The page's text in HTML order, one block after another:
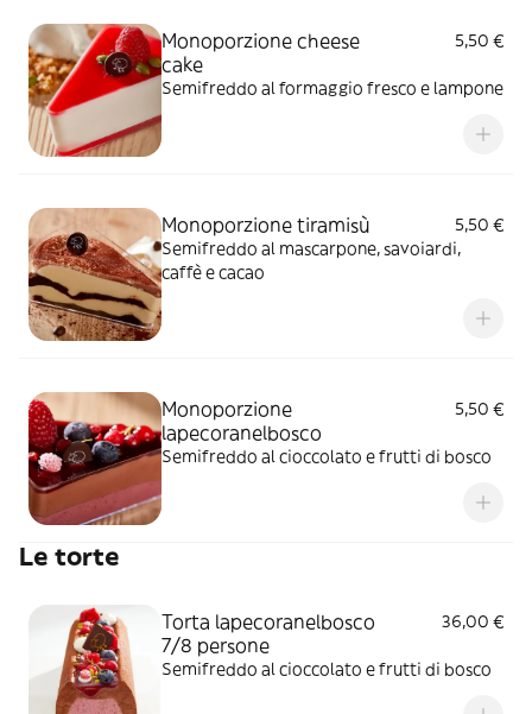
Monoporzione cheese
cake
5,50 €
Semifreddo al formaggio fresco e lampone
Monoporzione tiramisù
5,50 €
Semifreddo al mascarpone, savoiardi,
caffè e cacao
Monoporzione
lapecoranelbosco
5,50 €
Semifreddo al cioccolato e frutti di bosco
Le torte
Torta lapecoranelbosco
7/8 persone
36,00 €
Semifreddo al cioccolato e frutti di bosco